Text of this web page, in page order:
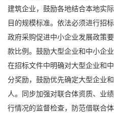
建筑企业，鼓励各地结合本地实
目的规模标准。依法必须进行招
政府采购促进中小企业发展政策
款比例。鼓励大型企业和中小企
在招标文件中明确对大型企业和
分奖励，鼓励优先确定大型企业
人。同步加强对联合体资质、业
行情况的监督检查，防范借联合